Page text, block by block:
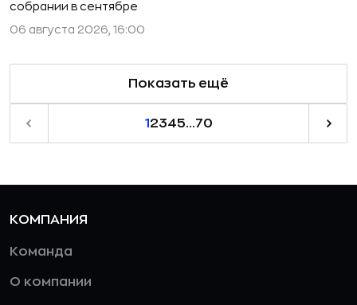
собрании в сентябре
06 августа 2026, 16:00
Показать ещё
1 2345...70
КОМПАНИЯ
Команда
О компании